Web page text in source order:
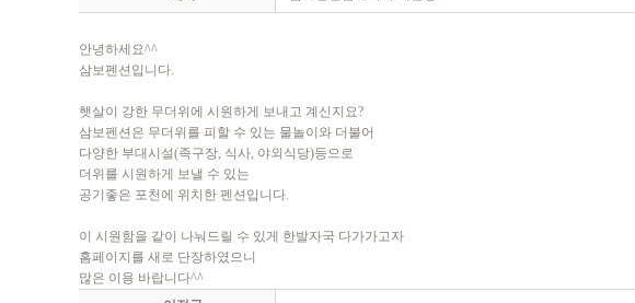
안녕하세요^^
삼보펜션입니다.
햇살이 강한 무더위에 시원하게 보내고 계신지요?
삼보펜션은 무더위를 피할 수 있는 물놀이와 더불어
다양한 부대시설(족구장, 식사, 야외식당)등으로
더위를 시원하게 보낼 수 있는
공기좋은 포천에 위치한 펜션입니다.
이 시원함을 같이 나눠드릴 수 있게 한발자국 다가가고자
홈페이지를 새로 단장하였으니
많은 이용 바랍니다^^